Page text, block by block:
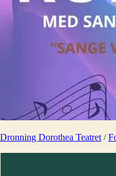
Dronning Dorothea Teatret /